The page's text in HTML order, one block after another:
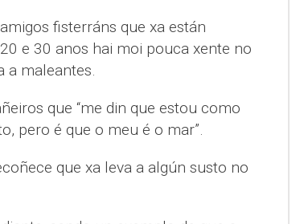
fisterráns que xa están
e 30 anos hai moi pouca xente no
a maleantes.
que “me din que estou como
pero é que o meu é o mar”.
que xa leva a algún susto no